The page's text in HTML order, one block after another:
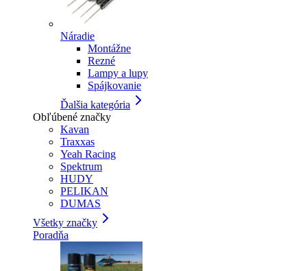
Náradie
Montážne
Rezné
Lampy a lupy
Spájkovanie
Ďalšia kategória
Obľúbené značky
Kavan
Traxxas
Yeah Racing
Spektrum
HUDY
PELIKAN
DUMAS
Všetky značky
Poradňa